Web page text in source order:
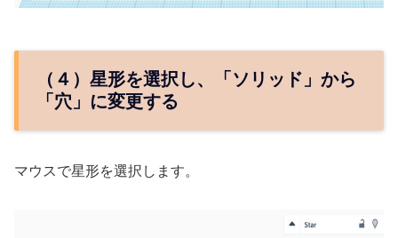
（４）星形を選択し、「ソリッド」から
「穴」に変更する
マウスで星形を選択します。